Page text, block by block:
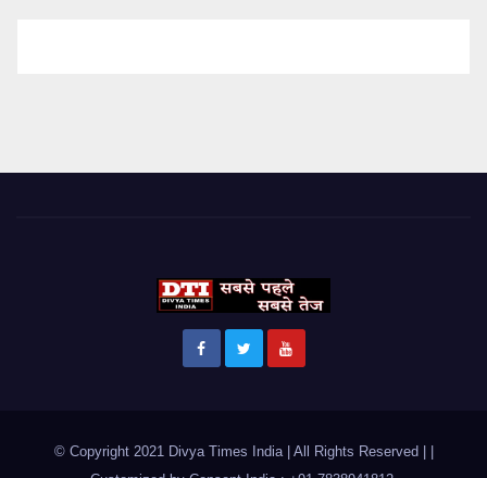
© Copyright 2021 Divya Times India | All Rights Reserved |